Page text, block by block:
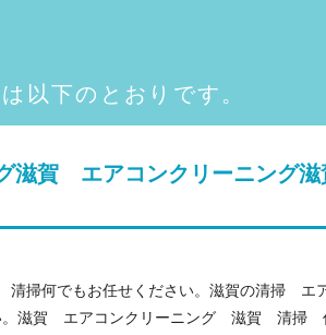
以下のとおりです。
滋賀 エアコンクリーニング
掃何でもお任せください。滋賀の清掃 エ
。滋賀 エアコンクリーニング 滋賀 清掃